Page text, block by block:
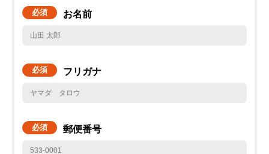
必須 お名前
必須 フリガナ
必須 郵便番号